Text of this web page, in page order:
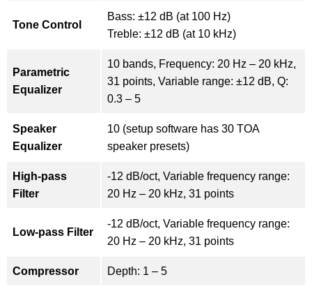
Tone Control
Bass: ±12 dB (at 100 Hz)
Treble: ±12 dB (at 10 kHz)
Parametric
Equalizer
10 bands, Frequency: 20 Hz – 20 kHz,
31 points, Variable range: ±12 dB, Q:
0.3 – 5
Speaker
Equalizer
10 (setup software has 30 TOA
speaker presets)
High-pass
Filter
-12 dB/oct, Variable frequency range:
20 Hz – 20 kHz, 31 points
Low-pass Filter
-12 dB/oct, Variable frequency range:
20 Hz – 20 kHz, 31 points
Compressor Depth: 1 – 5